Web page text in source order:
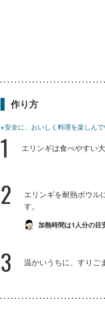
作り方
※安全に、おいしく料理を楽しん
1 エリンギは食べやすい
2
エリンギを耐熱ボウル
す。
加熱時間は1人分の目
3 温かいうちに、すりご